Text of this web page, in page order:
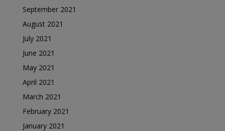
September 2021
August 2021
July 2021
June 2021
May 2021
April 2021
March 2021
February 2021
January 2021